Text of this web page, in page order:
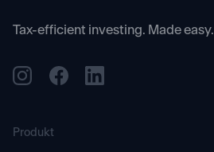
Tax-efficient investing. Made easy.
Produkt